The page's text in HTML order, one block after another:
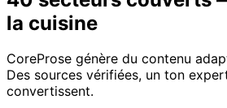
la cuisine
CoreProse génère du contenu
Des sources vérifiées, un ton
convertissent.